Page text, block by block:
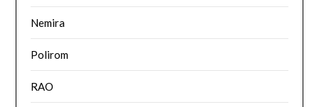
Nemira
Polirom
RAO